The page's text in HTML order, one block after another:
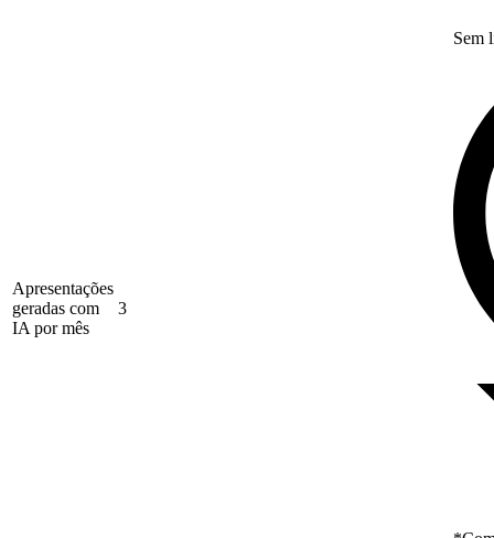
Apresentações
geradas com
IA por mês
3
Sem